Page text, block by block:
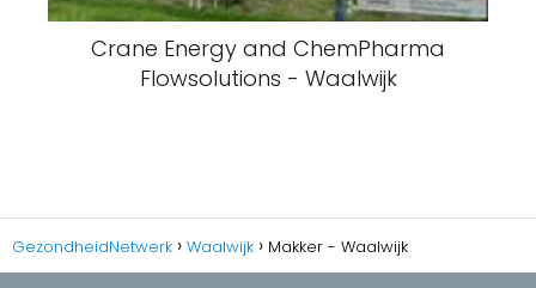
Crane Energy and ChemPharma
Flowsolutions - Waalwijk
GezondheidNetwerk Waalwijk Makker - Waalwijk